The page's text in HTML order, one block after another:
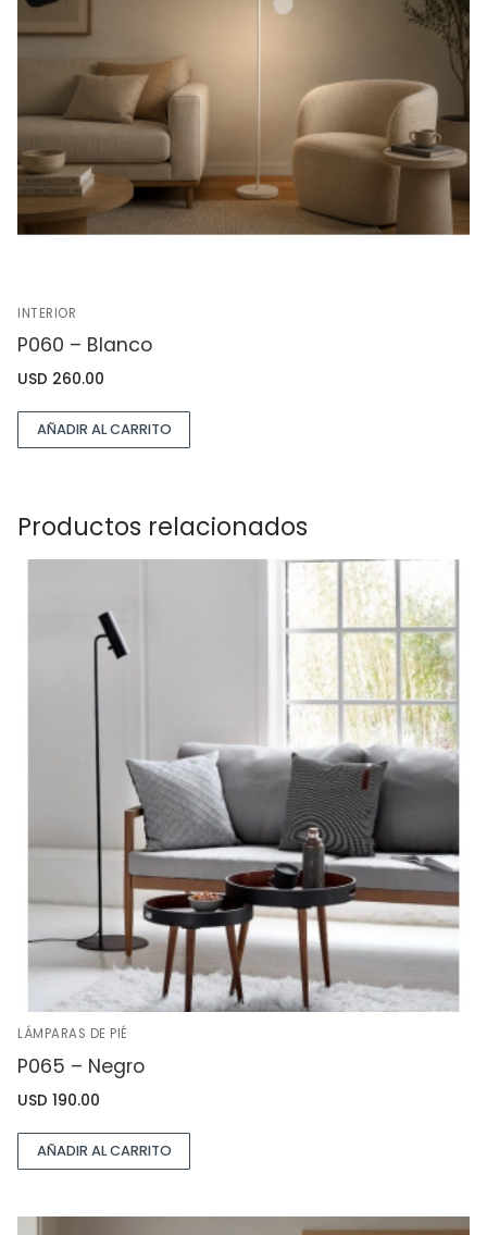
INTERIOR
P060 – Blanco
USD 260.00
AÑADIR AL CARRITO
Productos relacionados
LÁMPARAS DE PIÉ
P065 – Negro
USD 190.00
AÑADIR AL CARRITO